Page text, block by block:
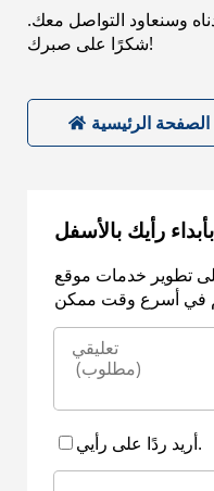
وسنعاود التواصل معك.
شكرًا على صبرك!
الصفحة الرئيسية
رأيك بالأسفل
تطوير خدمات موقع
أريد ردًا على رأيي.